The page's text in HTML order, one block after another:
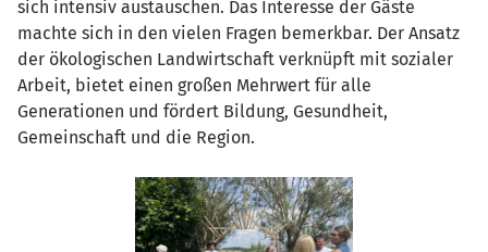
sich intensiv austauschen. Das Interesse der Gäste
machte sich in den vielen Fragen bemerkbar. Der Ansatz
der ökologischen Landwirtschaft verknüpft mit sozialer
Arbeit, bietet einen großen Mehrwert für alle
Generationen und fördert Bildung, Gesundheit,
Gemeinschaft und die Region.